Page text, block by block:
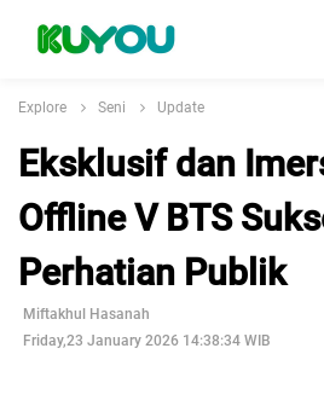
Explore Seni Update
Eksklusif dan
Offline V BTS
Perhatian Publik
Miftakhul Hasanah
Friday,23 January 2026 14:38:34 WIB